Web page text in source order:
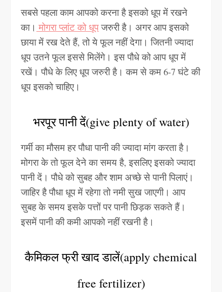
सबसे पहला काम आपको करना है इसको धूप में रखने
का। मोगरा प्लांट को धूपजरुरी है। अगर आप इसको
छाया में रख देते हैं, तो ये फूल नहीं देगा। जितनी ज्यादा
धूप उतने फूल इससे मिलेंगे। इस पौधे को आप धूप में
रखें। पौधे के लिए धूप जरुरी है। कम से कम 6-7 घंटे की
धूप इसको चाहिए।
भरपूर पानी दें(give plenty of water)
गर्मी का मौसम हर पौधा पानी की ज्यादा मांग करता है।
मोगरा के तो फूल देने का समय है, इसलिए इसको ज्यादा
पानी दें। पौधे को सुबह और शाम अच्छे से पानी पिलाएं।
जाहिर है पौधा धूप में रहेगा तो नमी सुख जाएगी। आप
सुबह के समय इसके पत्तों पर पानी छिड़क सकते हैं।
इसमें पानी की कमी आपको नहीं रखनी है।
कैमिकल फ्री खाद डालें(apply chemical
free fertilizer)